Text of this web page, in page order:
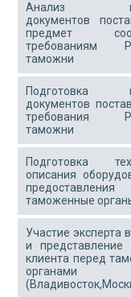
Анализ
документов
предмет
требованиям
таможни
Подготовка
документов
требования
таможни
Подготовка
описания
таможенные
Участие эксперта
и представление
клиента перед
органами